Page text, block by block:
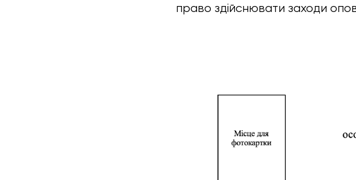
право здійснювати заходи